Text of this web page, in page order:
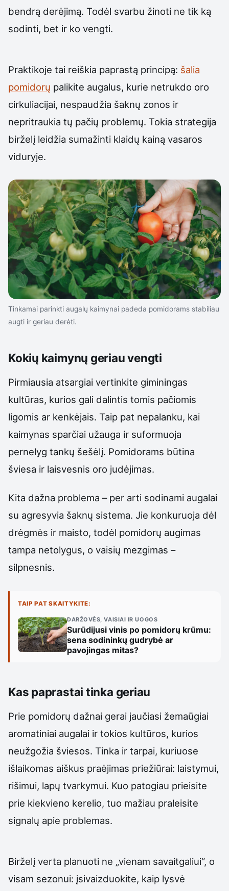
bendrą derėjimą. Todėl svarbu žinoti ne tik ką
sodinti, bet ir ko vengti.
Praktikoje tai reiškia paprastą principą: šalia
pomidorų palikite augalus, kurie netrukdo oro
cirkuliacijai, nespaudžia šaknų zonos ir
nepritraukia tų pačių problemų. Tokia strategija
birželį leidžia sumažinti klaidų kainą vasaros
viduryje.
Tinkamai parinkti augalų kaimynai padeda pomidorams stabiliau
augti ir geriau derėti.
Kokių kaimynų geriau vengti
Pirmiausia atsargiai vertinkite giminingas
kultūras, kurios gali dalintis tomis pačiomis
ligomis ar kenkėjais. Taip pat nepalanku, kai
kaimynas sparčiai užauga ir suformuoja
pernelyg tankų šešėlį. Pomidorams būtina
šviesa ir laisvesnis oro judėjimas.
Kita dažna problema – per arti sodinami augalai
su agresyvia šaknų sistema. Jie konkuruoja dėl
drėgmės ir maisto, todėl pomidorų augimas
tampa netolygus, o vaisių mezgimas –
silpnesnis.
TAIP PAT SKAITYKITE:
DARŽOVĖS, VAISIAI IR UOGOS
Surūdijusi vinis po pomidorų krūmu:
sena sodininkų gudrybė ar
pavojingas mitas?
Kas paprastai tinka geriau
Prie pomidorų dažnai gerai jaučiasi žemaūgiai
aromatiniai augalai ir tokios kultūros, kurios
neužgožia šviesos. Tinka ir tarpai, kuriuose
išlaikomas aiškus praėjimas priežiūrai: laistymui,
rišimui, lapų tvarkymui. Kuo patogiau prieisite
prie kiekvieno kerelio, tuo mažiau praleisite
signalų apie problemas.
Birželį verta planuoti ne „vienam savaitgaliui“, o
visam sezonui: įsivaizduokite, kaip lysvė